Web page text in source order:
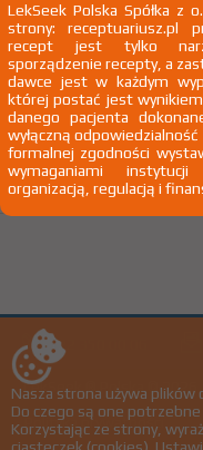
Allergodil ®
Azelastini hydrochloridum
aerozol do nosa 1 mg/ml
Do nosa
+22 350 00 06
LekSeek ® Polska © 2026
Polityka prywatności
Nasza strona używa plików
Do czego są one
Korzystając ze strony,
LekSeek Polska Spółka z
strony: receptuariusz.pl
recept jest tylko
sporządzenie recepty, a
dawce jest w każdym
której postać jest
danego pacjenta
wyłączną
formalnej zgodności
wymaganiami instytucji
organizacją, regulacją i